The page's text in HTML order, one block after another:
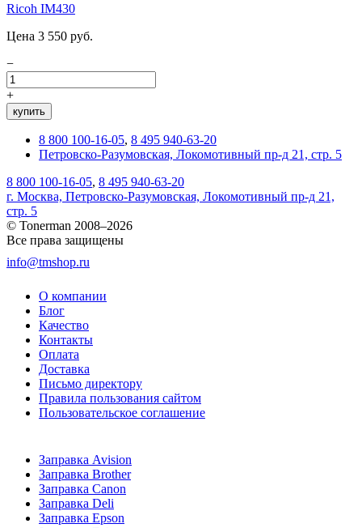
Ricoh IM430
Цена 3 550 руб.
−
+
купить
8 800 100-16-05, 8 495 940-63-20
Петровско-Разумовская, Локомотивный пр-д 21, стр. 5
8 800 100-16-05, 8 495 940-63-20
г. Москва, Петровско-Разумовская, Локомотивный пр-д 21,
стр. 5
© Tonerman 2008–2026
Все права защищены
info@tmshop.ru
О компании
Блог
Качество
Контакты
Оплата
Доставка
Письмо директору
Правила пользования сайтом
Пользовательское соглашение
Заправка Avision
Заправка Brother
Заправка Canon
Заправка Deli
Заправка Epson